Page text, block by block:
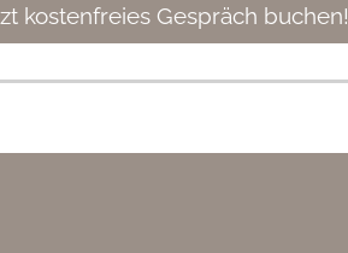
kostenfreies Gespräch buchen!